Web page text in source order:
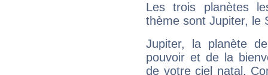
Les trois planètes
thème sont Jupiter, le
Jupiter, la planète
pouvoir et de la
de votre ciel natal.